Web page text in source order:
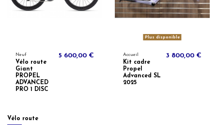
Neuf
Vélo route
Giant
PROPEL
ADVANCED
PRO 1 DISC
5 600,00 €
Plus disponible
Accueil
Kit cadre
Propel
Advanced SL
2025
3 800,00 €
Vélo route